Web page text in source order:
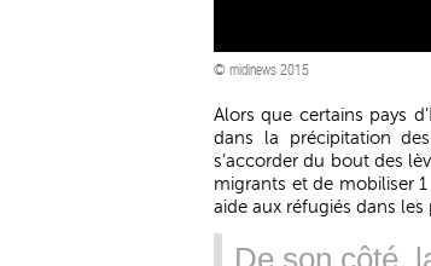
© midinews 2015
Alors que certains pays
dans la précipitation
s’accorder du bout des
migrants et de mobiliser
aide aux réfugiés dans les
De son côté,